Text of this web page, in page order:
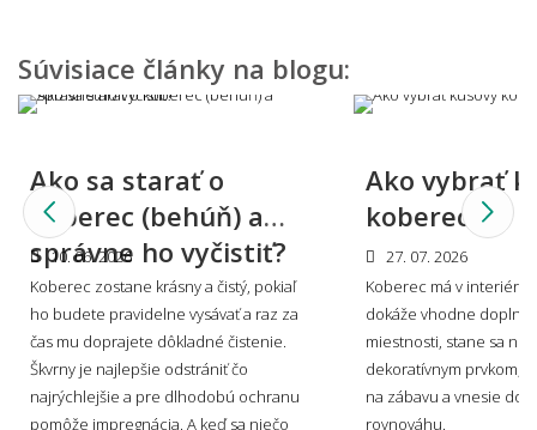
doma?
Viete mi miestnosť namodelovať aj do iného
štýlu interiéru?
🎨 Dizajn farby a štýl
👨‍Odpovede nižšie boli písané v spolupráci s profesionálnym
dizajnérom Miroslavom Holešom.
Súvisiace články na blogu:
Ako sa starať o
koberec (behúň) a
správne ho vyčistiť?
10. 06. 2026
Koberec zostane krásny a čistý, pokiaľ
ho budete pravidelne vysávať a raz za
čas mu doprajete dôkladné čistenie.
Škvrny je najlepšie odstrániť čo
najrýchlejšie a pre dlhodobú ochranu
pomôže impregnácia. A keď sa niečo
Ako vybrať
koberec?
27. 07. 2026
Koberec má v interiéri
dokáže vhodne doplniť
miestnosti, stane sa
dekoratívnym prvkom,
na zábavu a vnesie do
rovnováhu.